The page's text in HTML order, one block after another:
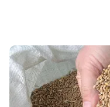
Variétés et
références
campagne en